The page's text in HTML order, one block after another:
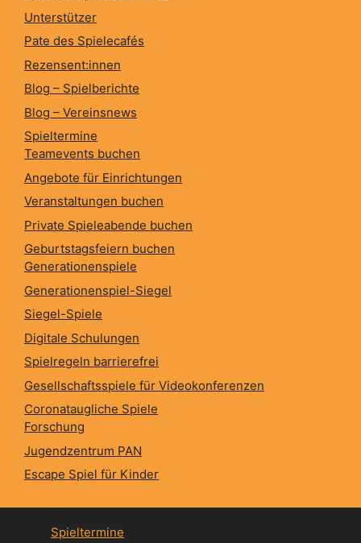
Unterstützer
Pate des Spielecafés
Rezensent:innen
Blog – Spielberichte
Blog – Vereinsnews
Spieltermine
Teamevents buchen
Angebote für Einrichtungen
Veranstaltungen buchen
Private Spieleabende buchen
Geburtstagsfeiern buchen
Generationenspiele
Generationenspiel-Siegel
Siegel-Spiele
Digitale Schulungen
Spielregeln barrierefrei
Gesellschaftsspiele für Videokonferenzen
Coronataugliche Spiele
Forschung
Jugendzentrum PAN
Escape Spiel für Kinder
Spieltermine